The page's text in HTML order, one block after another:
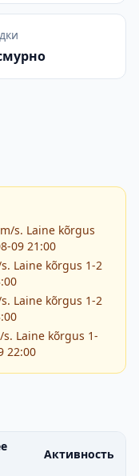
s. Laine kõrgus
09 21:00
Laine kõrgus 1-2
Laine kõrgus 1-2
Laine kõrgus 1-
22:00
Активность